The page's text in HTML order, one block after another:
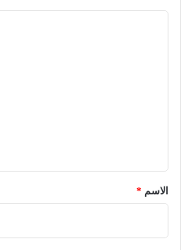
*الاسم *